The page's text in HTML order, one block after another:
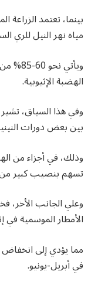
مياه نهر النيل للري
ويأتي
الهضبة الإثيوبية.
وفي هذا السياق،
بين بعض دورات
وذلك، في أجزاء من
تسهم بنصيب كبير من
وعلي الجانب الأخر،
الأمطار الموسمية في
مما يؤدي إلى انخفاض
في أبريل-يونيو.